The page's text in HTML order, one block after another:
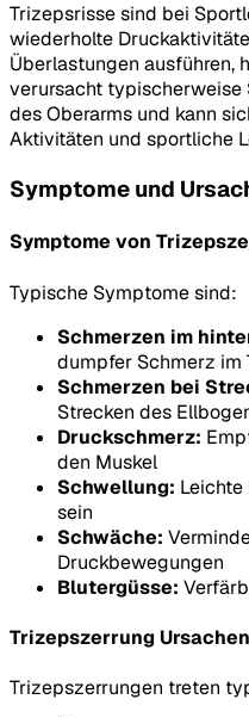
Trizepsrisse sind bei
wiederholte
Überlastungen ausführen,
verursacht typischerweise
des Oberarms und kann
Aktivitäten und sportliche
Symptome und
Symptome von
Typische Symptome sind:
Schmerzen im
dumpfer Schmerz im
Schmerzen bei
Strecken des
Druckschmerz:
den Muskel
Schwellung:
sein
Schwäche:
Druckbewegungen
Blutergüsse:
Trizepszerrung Ursachen
Trizepszerrungen treten